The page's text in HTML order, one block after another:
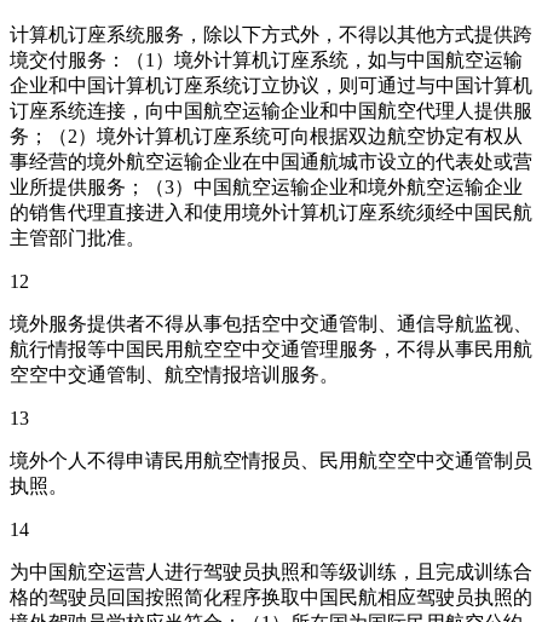
计算机订座系统服务，除以下方式外，不得以其他方式提供跨
境交付服务：（1）境外计算机订座系统，如与中国航空运输
企业和中国计算机订座系统订立协议，则可通过与中国计算机
订座系统连接，向中国航空运输企业和中国航空代理人提供服
务；（2）境外计算机订座系统可向根据双边航空协定有权从
事经营的境外航空运输企业在中国通航城市设立的代表处或营
业所提供服务；（3）中国航空运输企业和境外航空运输企业
的销售代理直接进入和使用境外计算机订座系统须经中国民航
主管部门批准。
12
境外服务提供者不得从事包括空中交通管制、通信导航监视、
航行情报等中国民用航空空中交通管理服务，不得从事民用航
空空中交通管制、航空情报培训服务。
13
境外个人不得申请民用航空情报员、民用航空空中交通管制员
执照。
14
为中国航空运营人进行驾驶员执照和等级训练，且完成训练合
格的驾驶员回国按照简化程序换取中国民航相应驾驶员执照的